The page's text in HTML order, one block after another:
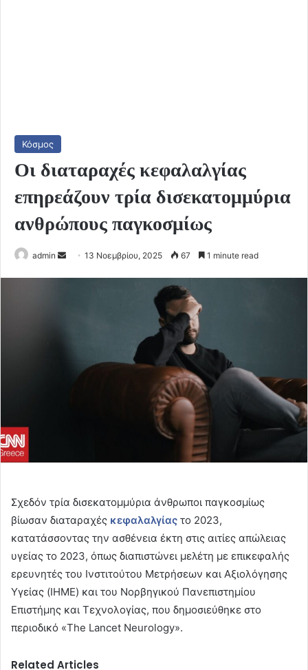
Κόσμος
Οι διαταραχές κεφαλαλγίας
επηρεάζουν τρία δισεκατομμύρια
ανθρώπους παγκοσμίως
admin
Send13 Νοεμβρίου, 2025 67 1 minute read
Σχεδόν τρία δισεκατομμύρια άνθρωποι παγκοσμίως
βίωσαν διαταραχές κεφαλαλγίας το 2023,
κατατάσσοντας την ασθένεια έκτη στις αιτίες απώλειας
υγείας το 2023, όπως διαπιστώνει μελέτη με επικεφαλής
ερευνητές του Ινστιτούτου Μετρήσεων και Αξιολόγησης
Υγείας (IHME) και του Νορβηγικού Πανεπιστημίου
Επιστήμης και Τεχνολογίας, που δημοσιεύθηκε στο
περιοδικό «The Lancet Neurology».
Related Articles